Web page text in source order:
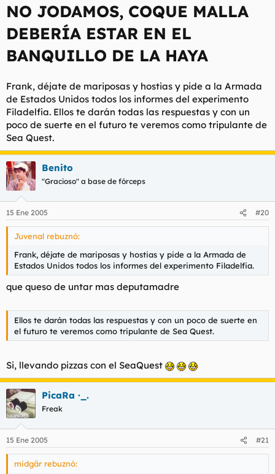
NO JODAMOS, COQUE MALLA
DEBERÍA ESTAR EN EL
BANQUILLO DE LA HAYA
Frank, déjate de mariposas y hostias y pide a la Armada
de Estados Unidos todos los informes del experimento
Filadelfia. Ellos te darán todas las respuestas y con un
poco de suerte en el futuro te veremos como tripulante de
Sea Quest.
Benito
"Gracioso" a base de fórceps
15 Ene 2005 #20
Juvenal rebuznó:
Frank, déjate de mariposas y hostias y pide a la Armada de
Estados Unidos todos los informes del experimento Filadelfia.
que queso de untar mas deputamadre
Ellos te darán todas las respuestas y con un poco de suerte en
el futuro te veremos como tripulante de Sea Quest.
Si, llevando pizzas con el SeaQuest
PicaRa ·_.
Freak
15 Ene 2005 #21
midgär rebuznó: